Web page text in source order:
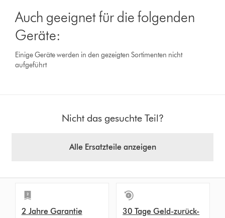
Auch geeignet für die folgenden
Geräte:
Einige Geräte werden in den gezeigten Sortimenten nicht
aufgeführt
Nicht das gesuchte Teil?
Alle Ersatzteile anzeigen
2 Jahre Garantie
30 Tage Geld-zurück-